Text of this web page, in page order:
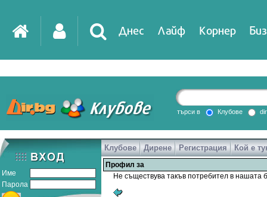
Днес Лайф Корнер
DirTV Impressio
Games
търси в Клубове
Име
Парола
Клубове Дирене Регистрация Кой е
Профил за
Не съществува такъв потребител в нашата